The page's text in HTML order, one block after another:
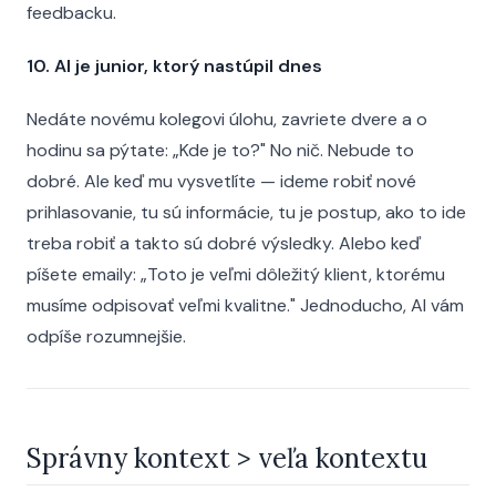
feedbacku.
10. AI je junior, ktorý nastúpil dnes
Nedáte novému kolegovi úlohu, zavriete dvere a o
hodinu sa pýtate: „Kde je to?" No nič. Nebude to
dobré. Ale keď mu vysvetlíte — ideme robiť nové
prihlasovanie, tu sú informácie, tu je postup, ako to ide
treba robiť a takto sú dobré výsledky. Alebo keď
píšete emaily: „Toto je veľmi dôležitý klient, ktorému
musíme odpisovať veľmi kvalitne." Jednoducho, AI vám
odpíše rozumnejšie.
Správny kontext > veľa kontextu